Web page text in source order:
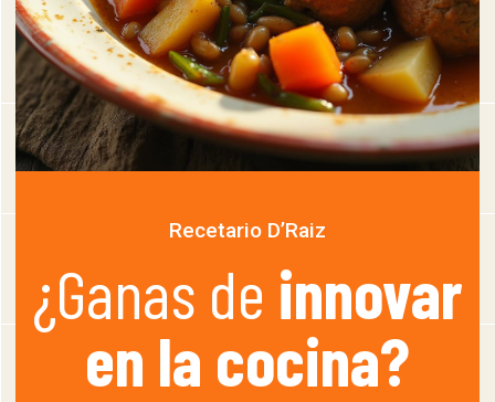
Recetario D’Raiz
¿Ganas de innovar
en la cocina?